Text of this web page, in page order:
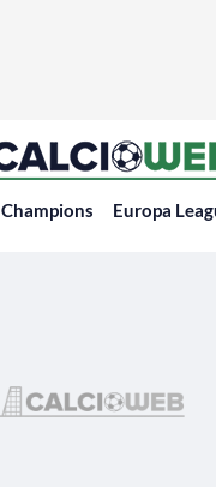
Champions Europa